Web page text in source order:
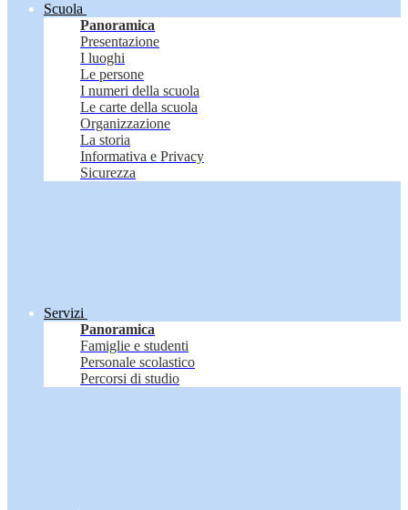
Scuola
Panoramica
Presentazione
I luoghi
Le persone
I numeri della scuola
Le carte della scuola
Organizzazione
La storia
Informativa e Privacy
Sicurezza
Servizi
Panoramica
Famiglie e studenti
Personale scolastico
Percorsi di studio